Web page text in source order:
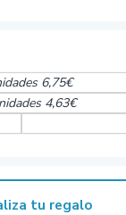
6,75€
4,63€
tu regalo